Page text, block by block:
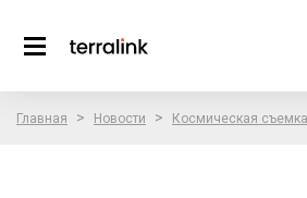
Главная > Новости > Космическая съемка